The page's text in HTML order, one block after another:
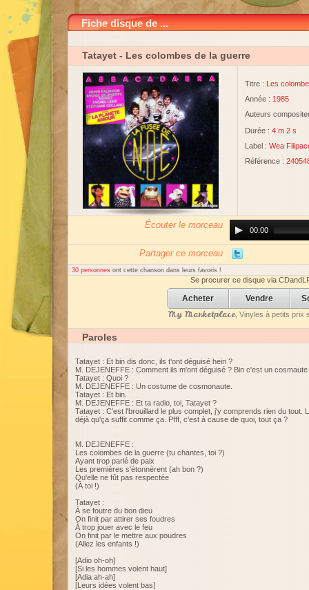
Fiche disque de ...
Tatayet - Les colombes de la guerre
Titre : Les
Année : 1985
Auteurs
Durée : 4 m 2 s
Label : Wea
Référence :
Écouter le morceau
Player00:00
Partager ce morceau
30 personnes ont cette chanson dans leurs favoris !
Se procurer ce disque via
Acheter Vendre
My Marketplace, Vinyles à petits prix
Paroles
Tatayet : Et bin dis donc, ils t'ont déguisé hein ?
M. DEJENEFFE : Comment ils m'ont déguisé ? Bin c'est un
Tatayet : Quoi ?
M. DEJENEFFE : Un costume de cosmonaute.
Tatayet : Et bin.
M. DEJENEFFE : Et ta radio, toi, Tatayet ?
Tatayet : C'est l'brouillard le plus complet, j'y comprends rien du tout.
déjà qu'ça suffit comme ça. Pfff, c'est à cause de quoi, tout ça ?
M. DEJENEFFE :
Les colombes de la guerre (tu chantes, toi ?)
Ayant trop parlé de paix
Les premières s'étonnèrent (ah bon ?)
Qu'elle ne fût pas respectée
(À toi !)
Tatayet :
À se foutre du bon dieu
On finit par attirer ses foudres
À trop jouer avec le feu
On finit par le mettre aux poudres
(Allez les enfants !)
[Adio oh-oh]
[Si les hommes volent haut]
[Adia ah-ah]
[Leurs idées volent bas]